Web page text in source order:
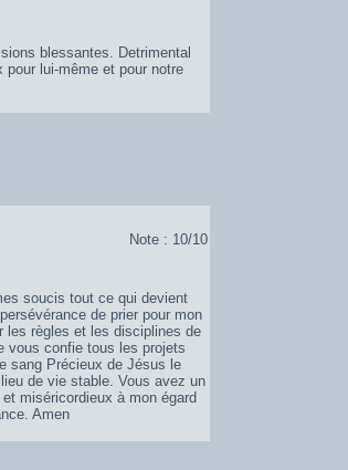
blessantes. Detrimental
lui-même et pour notre
Note : 10/10
soucis tout ce qui devient
de prier pour mon
les règles et les disciplines de
vous confie tous les projets
sang Précieux de Jésus le
de vie stable. Vous avez un
miséricordieux à mon égard
Amen